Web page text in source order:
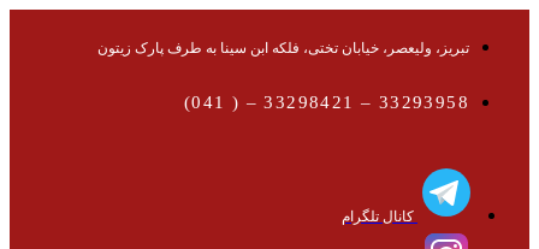
تبریز، ولیعصر، خیابان تختی، فلکه ابن سینا به طرف پارک زیتون
33293958 – 33298421 – ( 041)
کانال تلگرام